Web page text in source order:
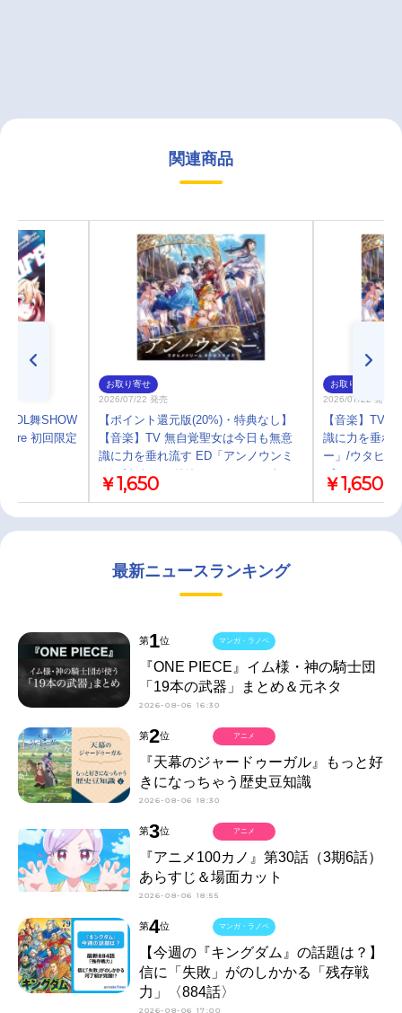
関連商品
舞SHOW
初回限定
お取り寄せ
2026/07/22 発売
【ポイント還元版(20%)・特典なし】
【音楽】TV 無自覚聖女は今日も無意
識に力を垂れ流す ED「アンノウンミ
ー」/ウタヒメドリーム オールスター
ズ
￥1,650
お取り寄せ
2026/07/22 発売
【音楽】TV
識に力を垂れ
ー」/ウタヒメ
ズ
￥1,650
最新ニュースランキング
第1位
『ONE PIECE』イム様・神の騎士団
「19本の武器」まとめ＆元ネタ
2026-08-06 16:30
マンガ・ラノベ
第2位
『天幕のジャードゥーガル』もっと好
きになっちゃう歴史豆知識
2026-08-06 18:30
アニメ
第3位
『アニメ100カノ』第30話（3期6話）
あらすじ＆場面カット
2026-08-06 18:55
アニメ
第4位
【今週の『キングダム』の話題は？】
信に「失敗」がのしかかる「残存戦
力」〈884話〉
2026-08-06 17:00
マンガ・ラノベ